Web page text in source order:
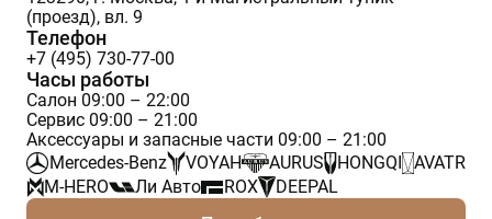
(проезд), вл. 9
Телефон
+7 (495) 730-77-00
Часы работы
Салон 09:00 – 22:00
Сервис 09:00 – 21:00
Аксессуары и запасные части 09:00 – 21:00
Mercedes-Benz
VOYAH AURUS HONGQI
AVATR
M-HERO
Ли Авто ROX
DEEPAL